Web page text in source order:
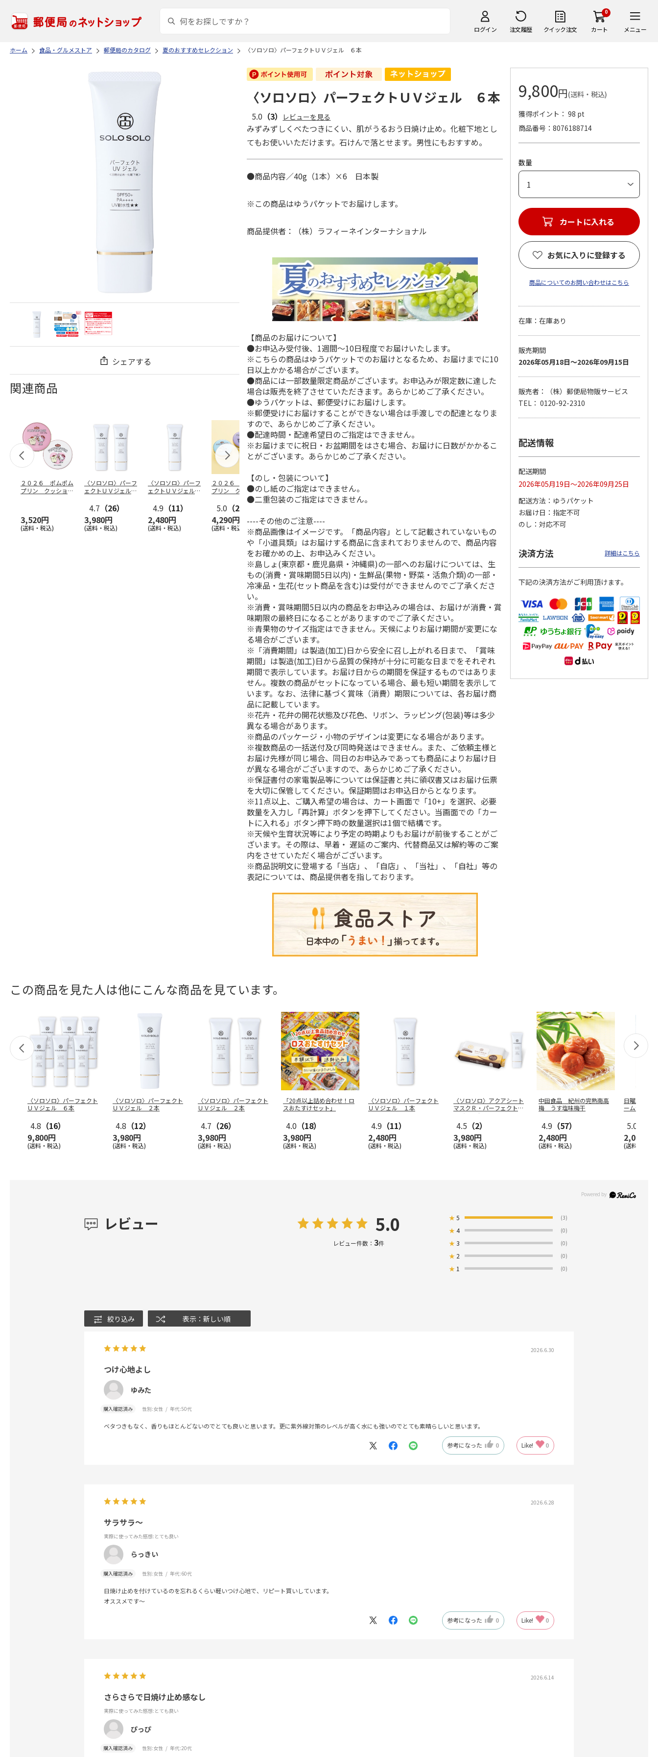
ログイン 注文履歴 クイック注文
0
カート メニュー
ホーム 食品・グルメストア 郵便局のカタログ 夏のおすすめセレクション 〈ソロソロ〉パーフェクトＵＶジェル ６本
シェアする
関連商品
２０２６ ポムポム
プリン クッション
3,520円
(送料・税込)
〈ソロソロ〉パーフ
ェクトＵＶジェル
4.7 （26）
3,980円
(送料・税込)
〈ソロソロ〉パーフ
ェクトＵＶジェル
4.9 （11）
2,480円
(送料・税込)
２０２６ ポムポム
プリン クッション
ファンデーション３
個セ…
5.0 （2）
4,290円
(送料・税込)
ハローキティ スキ
ンクリーム３本セッ
ト
2,670円
(送料・税込)
ェクトＵＶジェル
６本
(送料・税込) (送料・税込) (送料・税込)
〈ソロソロ〉パーフ
２本
4.8 （12）
3,980円
(送料・税込)
〈ソロソロ〉アクア
〈ソロソロ〉パーフェクトＵＶジェル ６本
5.0 （3） レビューを見る
みずみずしくべたつきにくい、肌がうるおう日焼け止め。化粧下地とし
てもお使いいただけます。石けんで落とせます。男性にもおすすめ。
●商品内容／40g（1本）×6 日本製
※この商品はゆうパケットでお届けします。
商品提供者：（株）ラフィーネインターナショナル
【商品のお届けについて】
●お申込み受付後、1週間～10日程度でお届けいたします。
※こちらの商品はゆうパケットでのお届けとなるため、お届けまでに10
日以上かかる場合がございます。
●商品には一部数量限定商品がございます。お申込みが限定数に達した
場合は販売を終了させていただきます。あらかじめご了承ください。
●ゆうパケットは、郵便受けにお届けします。
※郵便受けにお届けすることができない場合は手渡しでの配達となりま
すので、あらかじめご了承ください。
●配達時間・配達希望日のご指定はできません。
※お届けまでに祝日・お盆期間をはさむ場合、お届けに日数がかかるこ
とがございます。あらかじめご了承ください。
【のし・包装について】
●のし紙のご指定はできません。
●二重包装のご指定はできません。
----その他のご注意----
※商品画像はイメージです。「商品内容」として記載されていないもの
や「小道具類」はお届けする商品に含まれておりませんので、商品内容
をお確かめの上、お申込みください。
※島しょ(東京都・鹿児島県・沖縄県)の一部へのお届けについては、生
もの(消費・賞味期間5日以内)・生鮮品(果物・野菜・活魚介類)の一部・
冷凍品・生花(セット商品を含む)は受付ができませんのでご了承くださ
い。
※消費・賞味期間5日以内の商品をお申込みの場合は、お届けが消費・賞
味期限の最終日になることがありますのでご了承ください。
※青果物のサイズ指定はできません。天候によりお届け期間が変更にな
る場合がございます。
※「消費期間」は製造(加工)日から安全に召し上がれる日まで、「賞味
期間」は製造(加工)日から品質の保持が十分に可能な日までをそれぞれ
期間で表示しています。お届け日からの期間を保証するものではありま
せん。複数の商品がセットになっている場合、最も短い期間を表示して
います。なお、法律に基づく賞味（消費）期限については、各お届け商
品に記載しています。
※花卉・花弁の開花状態及び花色、リボン、ラッピング(包装)等は多少
異なる場合があります。
※商品のパッケージ・小物のデザインは変更になる場合があります。
※複数商品の一括送付及び同時発送はできません。また、ご依頼主様と
お届け先様が同じ場合、同日のお申込みであっても商品によりお届け日
が異なる場合がございますので、あらかじめご了承ください。
※保証書付の家電製品等については保証書と共に領収書又はお届け伝票
を大切に保管してください。保証期間はお申込日からとなります。
※11点以上、ご購入希望の場合は、カート画面で「10+」を選択、必要
数量を入力し「再計算」ボタンを押下してください。当画面での「カー
トに入れる」ボタン押下時の数量選択は1個で結構です。
※天候や生育状況等により予定の時期よりもお届けが前後することがご
ざいます。その際は、早着・ 遅延のご案内、代替商品又は解約等のご案
内をさせていただく場合がございます。
※商品説明文に登場する「当店」、「自店」、「当社」、「自社」等の
表記については、商品提供者を指しております。
9,800円(送料・税込)
獲得ポイント： 98 pt
商品番号
8076188714
数量
カートに入れる
お気に入りに登録する
商品についてのお問い合わせはこちら
在庫：在庫あり
販売期間
2026年05月18日～2026年09月15日
販売者：（株）郵便局物販サービス
TEL： 0120-92-2310
配送情報
配送期間
2026年05月19日～2026年09月25日
配送方法
ゆうパケット
お届け日
指定不可
のし
対応不可
決済方法 詳細はこちら
下記の決済方法がご利用頂けます。
この商品を見た人は他にこんな商品を見ています。
〈ソロソロ〉パーフェクト
ＵＶジェル ６本
4.8 （16）
9,800円
(送料・税込)
〈ソロソロ〉パーフェクト
ＵＶジェル ２本
4.8 （12）
3,980円
(送料・税込)
〈ソロソロ〉パーフェクト
ＵＶジェル ２本
4.7 （26）
3,980円
(送料・税込)
「20点以上詰め合わせ！ロ
スおたすけセット」
4.0 （18）
3,980円
(送料・税込)
〈ソロソロ〉パーフェクト
ＵＶジェル １本
4.9 （11）
2,480円
(送料・税込)
〈ソロソロ〉アクアシート
マスクＲ・パーフェクトＵ
Ｖジェルセ
4.5 （2）
3,980円
(送料・税込)
中田食品 紀州の完熟南高
梅 うす塩味梅干
4.9 （57）
2,480円
(送料・税込)
日曜劇場『
ーム切手）
5.0
2,000円
(送料別・税
レビュー 5.0
レビュー件数： 3件
★5 (3)
★4 (0)
★3 (0)
★ 2 (0)
★ 1 (0)
絞り込み 表示：新しい順
2026.6.30
つけ心地よし
ゆみた
購入確認済み 性別:女性 年代:50代
ベタつきもなく、香りもほとんどないのでとても良いと思います。更に紫外線対策のレベルが高く水にも強いのでとても素晴らしいと思います。
参考になった 0 Like! 0
2026.6.28
サラサラ〜
実際に使ってみた感想:とても良い
らっきい
購入確認済み 性別:女性 年代:60代
日焼け止めを付けているのを忘れるくらい軽いつけ心地で、リピート買いしています。
オススメです〜
参考になった 0 Like! 0
2026.6.14
さらさらで日焼け止め感なし
実際に使ってみた感想:とても良い
ぴっぴ
購入確認済み 性別:女性 年代:20代